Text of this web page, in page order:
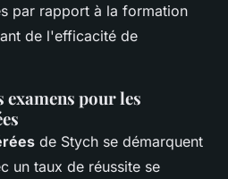
par rapport à la formation
de l'efficacité de
examens pour les
de Stych se démarquent
un taux de réussite se